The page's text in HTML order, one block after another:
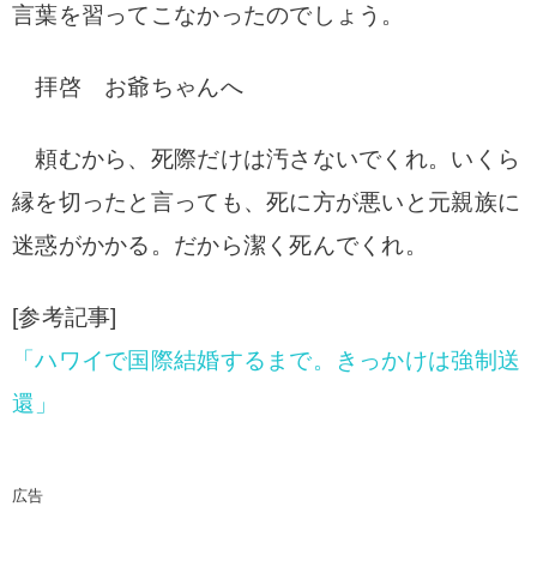
言葉を習ってこなかったのでしょう。
拝啓 お爺ちゃんへ
頼むから、死際だけは汚さないでくれ。いくら
縁を切ったと言っても、死に方が悪いと元親族に
迷惑がかかる。だから潔く死んでくれ。
[参考記事]
「ハワイで国際結婚するまで。きっかけは強制送
還」
広告